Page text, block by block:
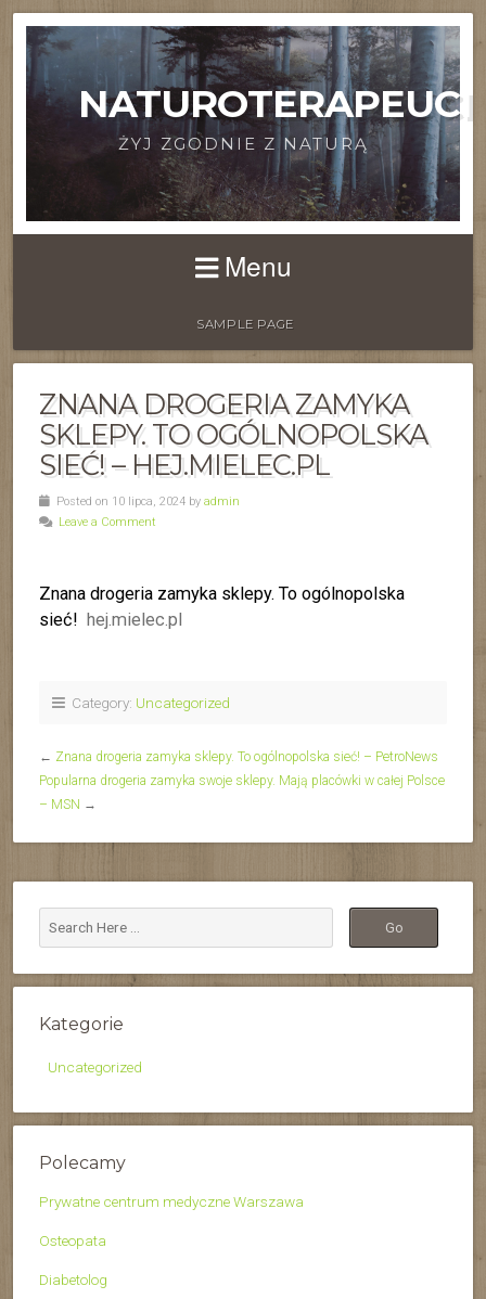
NATUROTERAPEUCI
ŻYJ ZGODNIE Z NATURĄ
Menu
SAMPLE PAGE
ZNANA DROGERIA ZAMYKA
SKLEPY. TO OGÓLNOPOLSKA
SIEĆ! – HEJ.MIELEC.PL
Posted on 10 lipca, 2024 by admin
Leave a Comment
Znana drogeria zamyka sklepy. To ogólnopolska
sieć! hej.mielec.pl
Category: Uncategorized
← Znana drogeria zamyka sklepy. To ogólnopolska sieć! – PetroNews
Popularna drogeria zamyka swoje sklepy. Mają placówki w całej Polsce
– MSN →
Kategorie
Uncategorized
Polecamy
Prywatne centrum medyczne Warszawa
Osteopata
Diabetolog